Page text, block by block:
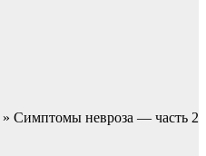
» Симптомы невроза — часть 2